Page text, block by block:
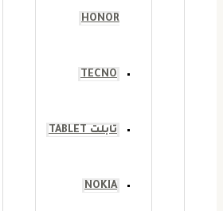
HONOR
TECNO
تابلت TABLET
NOKIA